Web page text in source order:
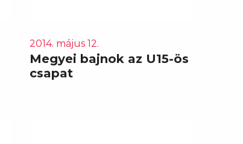
2014. május 12.
Megyei bajnok az U15-ös
csapat